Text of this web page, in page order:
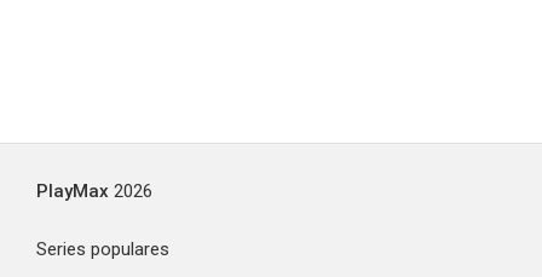
PlayMax 2026
Series populares